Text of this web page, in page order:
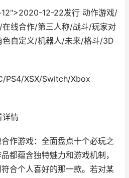
12-22发行 动作游戏/
线合作/第三人称/战斗/玩家对
自定义/机器人/未来/格斗/3D
PS4/XSX/Switch/Xbox
情
作游戏：全面盘点十个必玩之
都蕴含独特魅力和游戏机制，
合个人喜好的那一款。若对某